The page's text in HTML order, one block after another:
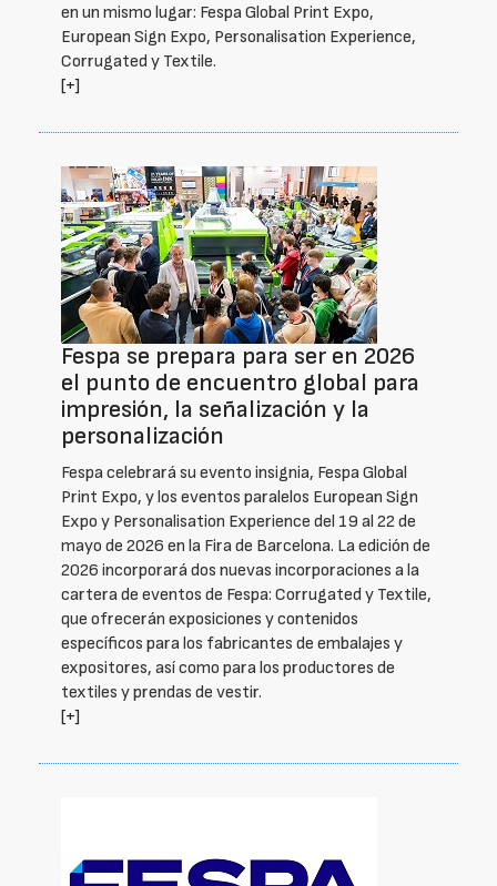
en un mismo lugar: Fespa Global Print Expo,
European Sign Expo, Personalisation Experience,
Corrugated y Textile.
[+]
Fespa se prepara para ser en 2026
el punto de encuentro global para
impresión, la señalización y la
personalización
Fespa celebrará su evento insignia, Fespa Global
Print Expo, y los eventos paralelos European Sign
Expo y Personalisation Experience del 19 al 22 de
mayo de 2026 en la Fira de Barcelona. La edición de
2026 incorporará dos nuevas incorporaciones a la
cartera de eventos de Fespa: Corrugated y Textile,
que ofrecerán exposiciones y contenidos
específicos para los fabricantes de embalajes y
expositores, así como para los productores de
textiles y prendas de vestir.
[+]